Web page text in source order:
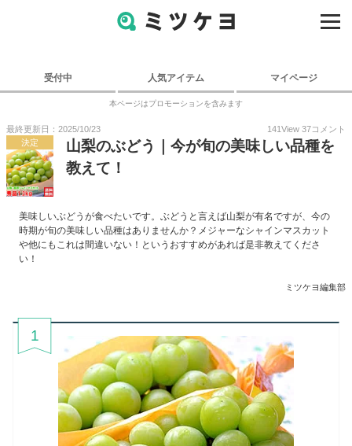
受付中 人気アイテム マイページ
本ページはプロモーションを含みます
最終更新日：2025/10/23 141View 37コメント
決定
山梨のぶどう｜今が旬の美味しい品種を
教えて！
美味しいぶどうが食べたいです。ぶどうと言えば山梨が有名ですが、今の
時期が旬の美味しい品種はありませんか？メジャーなシャインマスカット
や他にもこれは間違いない！というおすすめがあれば是非教えてくださ
い！
ミツケヨ編集部
1